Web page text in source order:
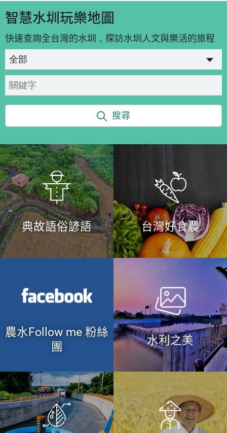
智慧水圳玩樂地圖
快速查詢全台灣的水圳，探訪水圳人文與樂活的旅程
搜尋
典故語俗諺語 台灣好食農
農水Follow me 粉絲
團
水利之美